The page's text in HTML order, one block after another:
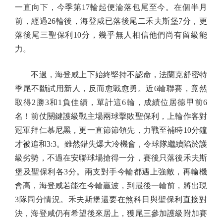
一直向下，今季第17輪起便淪落包尾至今。在個半月
前，經過26輪後，海登咸已落後尾二禾夫斯堡7分，更
落後尾三聖保利10分，幾乎無人相信他們尚有留級能
力。
不過，海登咸上下始終堅持不認命，法蘭克舒密特
季尾不斷試用新人，反而愈戰愈勇。近6輪聯賽，竟然
取得2勝3和1負佳績，單計這6輪，成績位居德甲前6
名！前仗關鍵護級戰主場兩球擊敗聖保利，上輪作客對
冠軍拜仁慕尼黑，更一直節節領先，力戰至補時10分鐘
才被追和3:3。雖然錯失爆大冷機會，令球隊繼續陷於護
級劣勢，不過在安聯球場搶得一分，賽後只落後禾夫斯
堡及聖保利各3分。兩支對手今輪都遇上強敵，再輸機
會高，海登咸若能在今輪贏波，到最後一輪前，將出現
3隊同分情況。禾夫斯堡還要在煞科日與聖保利直接對
決，海登咸仍有希望後來居上，獲尾三參加護級附加賽